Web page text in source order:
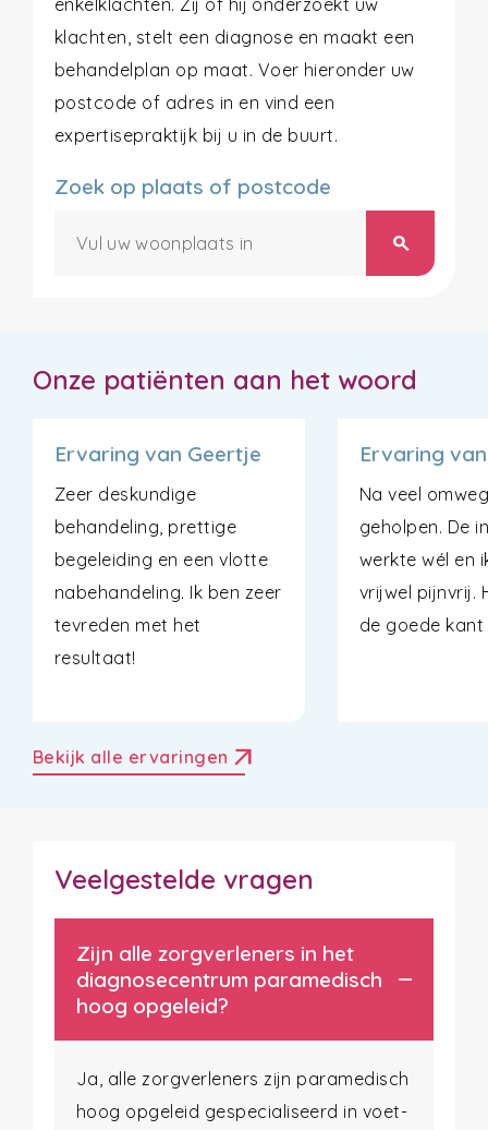
klachten, stelt een diagnose en maakt een
behandelplan op maat. Voer hieronder uw
postcode of adres in en vind een
expertisepraktijk bij u in de buurt.
Zoek op plaats of postcode
search
Onze patiënten aan het woord
Ervaring van Geertje
Zeer deskundige
behandeling, prettige
begeleiding en een vlotte
nabehandeling. Ik ben zeer
tevreden met het
resultaat!
Ervaring
Na veel
geholpen. De
werkte wél en
vrijwel pijnvrij.
de goede kant
Bekijk alle ervaringen arrow_outward
Veelgestelde vragen
Zijn alle zorgverleners in het
diagnosecentrum paramedisch
hoog opgeleid?
Ja, alle zorgverleners zijn paramedisch
hoog opgeleid gespecialiseerd in voet-